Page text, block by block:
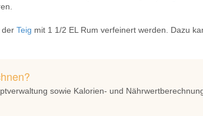
der Teig mit 1 1/2 EL Rum verfeinert werden. Dazu
sowie Kalorien- und